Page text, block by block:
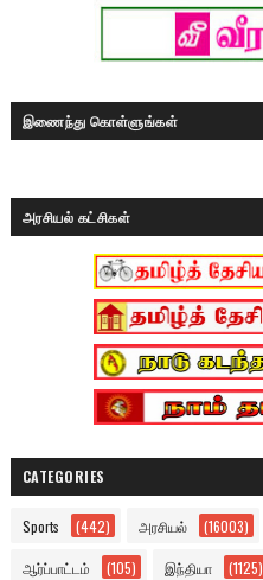
இணைந்து கொள்ளுங்கள்
அரசியல் கட்சிகள்
CATEGORIES
Sports (442) அரசியல் (16003)
ஆர்ப்பாட்டம் (105) இந்தியா (1125)